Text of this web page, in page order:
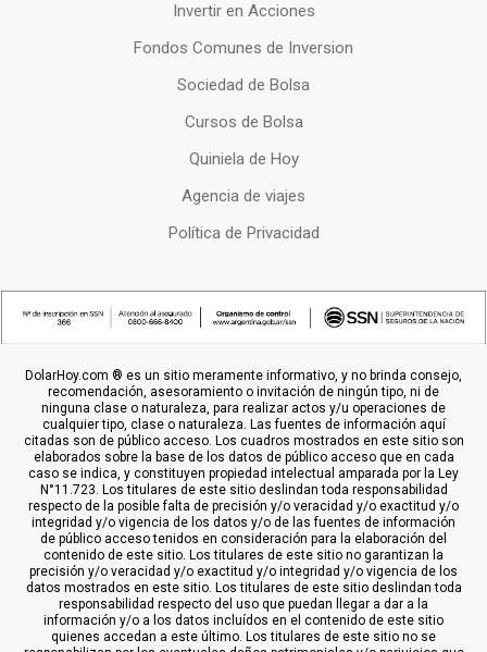
Invertir en Acciones
Fondos Comunes de Inversion
Sociedad de Bolsa
Cursos de Bolsa
Quiniela de Hoy
Agencia de viajes
Política de Privacidad
DolarHoy.com ® es un sitio meramente informativo, y no brinda consejo,
recomendación, asesoramiento o invitación de ningún tipo, ni de
ninguna clase o naturaleza, para realizar actos y/u operaciones de
cualquier tipo, clase o naturaleza. Las fuentes de información aquí
citadas son de público acceso. Los cuadros mostrados en este sitio son
elaborados sobre la base de los datos de público acceso que en cada
caso se indica, y constituyen propiedad intelectual amparada por la Ley
N°11.723. Los titulares de este sitio deslindan toda responsabilidad
respecto de la posible falta de precisión y/o veracidad y/o exactitud y/o
integridad y/o vigencia de los datos y/o de las fuentes de información
de público acceso tenidos en consideración para la elaboración del
contenido de este sitio. Los titulares de este sitio no garantizan la
precisión y/o veracidad y/o exactitud y/o integridad y/o vigencia de los
datos mostrados en este sitio. Los titulares de este sitio deslindan toda
responsabilidad respecto del uso que puedan llegar a dar a la
información y/o a los datos incluídos en el contenido de este sitio
quienes accedan a este último. Los titulares de este sitio no se